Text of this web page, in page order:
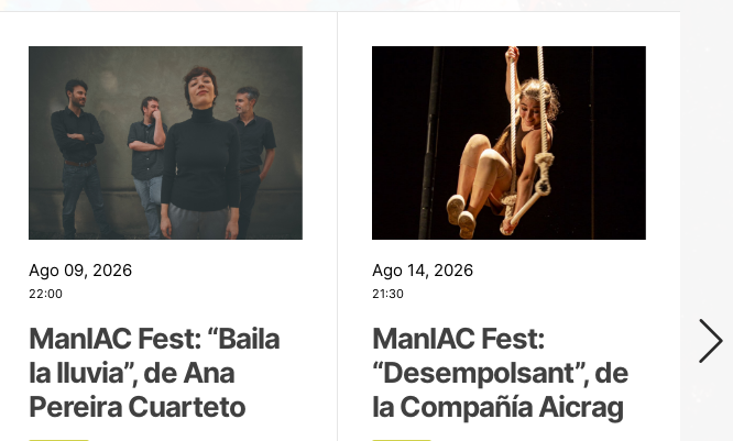
Ago 09, 2026
22:00
ManIAC Fest: “Baila
la lluvia”, de Ana
Pereira Cuarteto
Ago 14, 2026
21:30
ManIAC Fest:
“Desempolsant”, de
la Compañía Aicrag